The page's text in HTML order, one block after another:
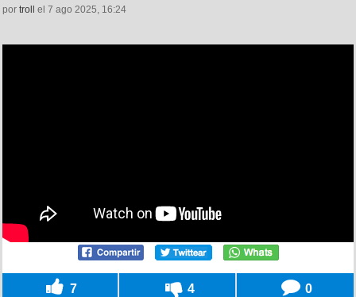
por troll el 7 ago 2025, 16:24
7 4 0